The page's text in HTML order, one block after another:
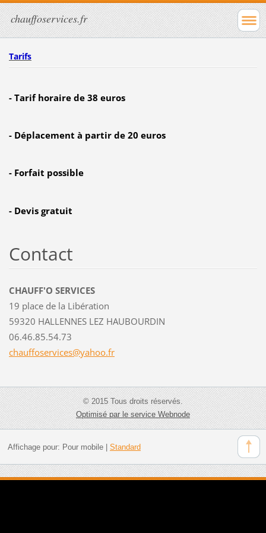
chauffoservices.fr
Tarifs
- Tarif horaire de 38 euros
- Déplacement à partir de 20 euros
- Forfait possible
- Devis gratuit
Contact
CHAUFF'O SERVICES
19 place de la Libération
59320 HALLENNES LEZ HAUBOURDIN
06.46.85.54.73
chauffoservices@yahoo.fr
© 2015 Tous droits réservés.
Optimisé par le service Webnode
Affichage pour: Pour mobile| Standard